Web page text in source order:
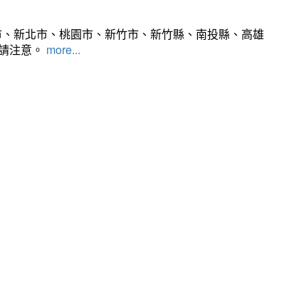
新北市、桃園市、新竹市、新竹縣、南投縣、高雄
注意。 more...